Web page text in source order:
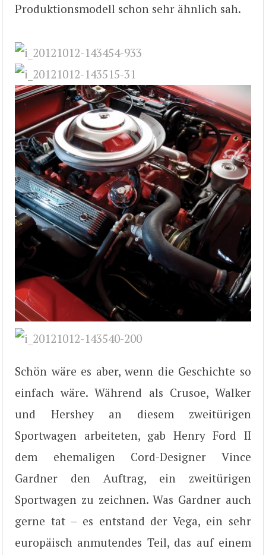
Produktionsmodell schon sehr ähnlich sah.
Schön wäre es aber, wenn die Geschichte so
einfach wäre. Während als Crusoe, Walker
und Hershey an diesem zweitürigen
Sportwagen arbeiteten, gab Henry Ford II
dem ehemaligen Cord-Designer Vince
Gardner den Auftrag, ein zweitürigen
Sportwagen zu zeichnen. Was Gardner auch
gerne tat – es entstand der Vega, ein sehr
europäisch anmutendes Teil, das auf einem